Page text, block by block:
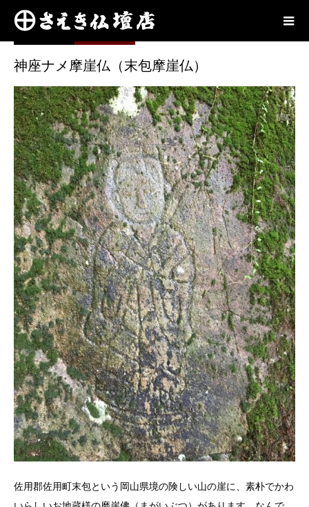
奥播磨
神座ナメ摩崖仏（末包摩崖仏）
佐用郡佐用町末包という岡山県境の険しい山の崖に、素朴でかわ